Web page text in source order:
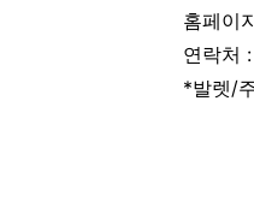
홈페이
연락처 :
*발렛/